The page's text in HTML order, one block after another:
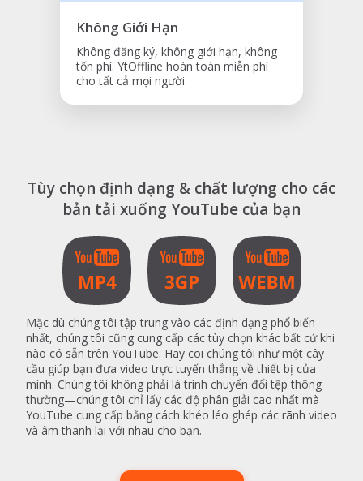
Không Giới Hạn
Không đăng ký, không giới hạn, không
tốn phí. YtOffline hoàn toàn miễn phí
cho tất cả mọi người.
Tùy chọn định dạng & chất lượng cho các
bản tải xuống YouTube của bạn
Mặc dù chúng tôi tập trung vào các định dạng phổ biến
nhất, chúng tôi cũng cung cấp các tùy chọn khác bất cứ khi
nào có sẵn trên YouTube. Hãy coi chúng tôi như một cây
cầu giúp bạn đưa video trực tuyến thẳng về thiết bị của
mình. Chúng tôi không phải là trình chuyển đổi tệp thông
thường—chúng tôi chỉ lấy các độ phân giải cao nhất mà
YouTube cung cấp bằng cách khéo léo ghép các rãnh video
và âm thanh lại với nhau cho bạn.